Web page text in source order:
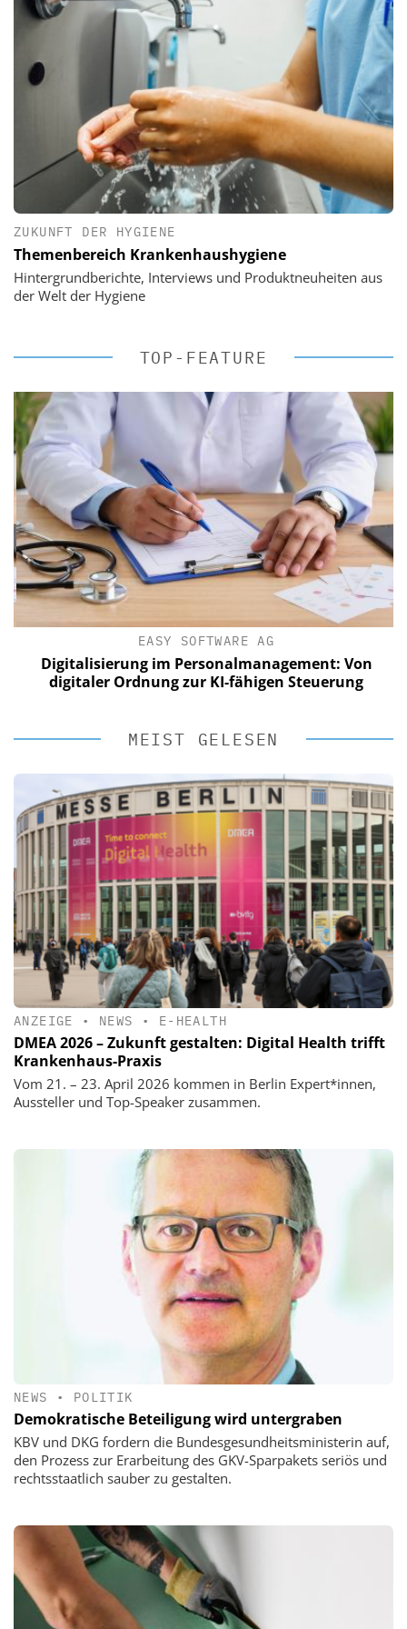
ZUKUNFT DER HYGIENE
Themenbereich Krankenhaushygiene
Hintergrundberichte, Interviews und Produktneuheiten aus
der Welt der Hygiene
TOP-FEATURE
EASY SOFTWARE AG
Digitalisierung im Personalmanagement: Von
digitaler Ordnung zur KI-fähigen Steuerung
MEIST GELESEN
ANZEIGE • NEWS • E-HEALTH
DMEA 2026 – Zukunft gestalten: Digital Health trifft
Krankenhaus-Praxis
Vom 21. – 23. April 2026 kommen in Berlin Expert*innen,
Aussteller und Top-Speaker zusammen.
NEWS • POLITIK
Demokratische Beteiligung wird untergraben
KBV und DKG fordern die Bundesgesundheitsministerin auf,
den Prozess zur Erarbeitung des GKV-Sparpakets seriös und
rechtsstaatlich sauber zu gestalten.